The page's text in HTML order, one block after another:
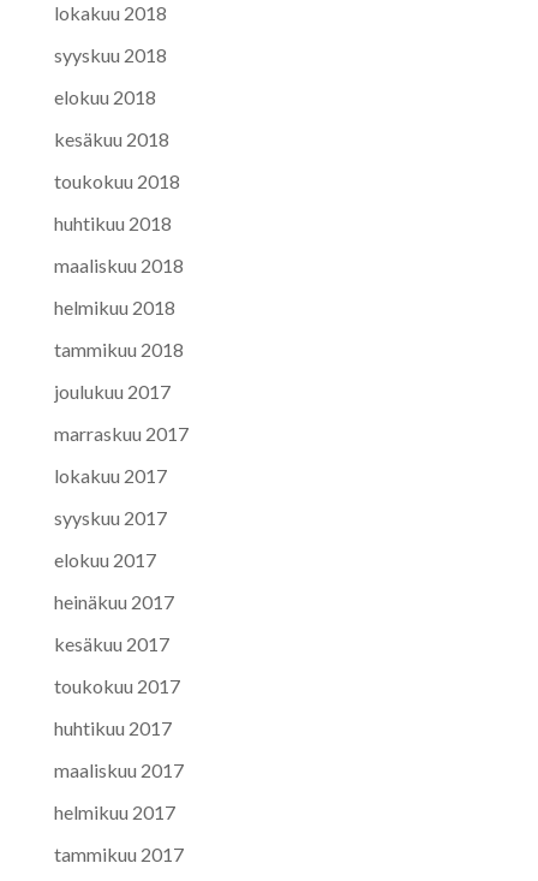
lokakuu 2018
syyskuu 2018
elokuu 2018
kesäkuu 2018
toukokuu 2018
huhtikuu 2018
maaliskuu 2018
helmikuu 2018
tammikuu 2018
joulukuu 2017
marraskuu 2017
lokakuu 2017
syyskuu 2017
elokuu 2017
heinäkuu 2017
kesäkuu 2017
toukokuu 2017
huhtikuu 2017
maaliskuu 2017
helmikuu 2017
tammikuu 2017